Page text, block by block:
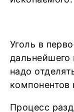
Уголь в
дальнейшего
надо
компонентов
Процесс